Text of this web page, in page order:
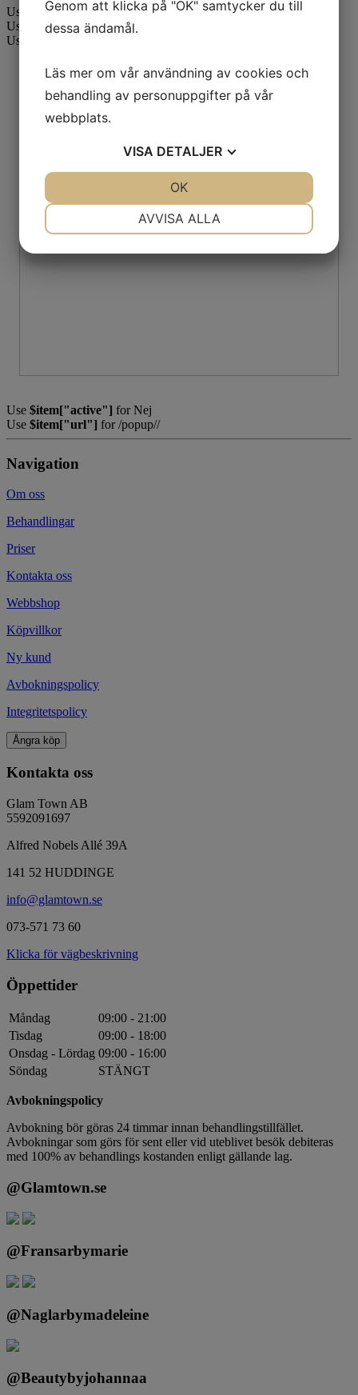
Use
$item["id"] for 3
Use
$item["headline"]for Black Friday
Use
Use $item["active"] for Nej
Use $item["url"] for /popup//
Navigation
Om oss
Behandlingar
Priser
Kontakta oss
Webbshop
Köpvillkor
Ny kund
Avbokningspolicy
Integritetspolicy
Ångra köp
Kontakta oss
Glam Town AB
5592091697
Alfred Nobels Allé 39A
141 52 HUDDINGE
info@glamtown.se
073-571 73 60
Klicka för vägbeskrivning
Öppettider
Måndag
09:00 - 21:00
Tisdag
09:00 - 18:00
Onsdag - Lördag 09:00 - 16:00
Söndag
STÄNGT
Avbokningspolicy
Avbokning bör göras 24 timmar innan behandlingstillfället.
Avbokningar som görs för sent eller vid uteblivet besök debiteras
med 100% av behandlings kostanden enligt gällande lag.
@Glamtown.se
@Fransarbymarie
@Naglarbymadeleine
@Beautybyjohannaa
Genom att klicka på "OK" samtycker du till
dessa ändamål.
Läs mer om vår användning av cookies och
behandling av personuppgifter på vår
webbplats.
VISA DETALJER
AVVISA ALLA
OK